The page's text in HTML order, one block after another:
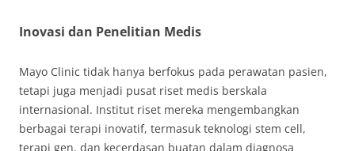
Inovasi dan Penelitian Medis
Mayo Clinic tidak hanya berfokus pada perawatan pasien,
tetapi juga menjadi pusat riset medis berskala
internasional. Institut riset mereka mengembangkan
berbagai terapi inovatif, termasuk teknologi stem cell,
terapi gen, dan kecerdasan buatan dalam diagnosa